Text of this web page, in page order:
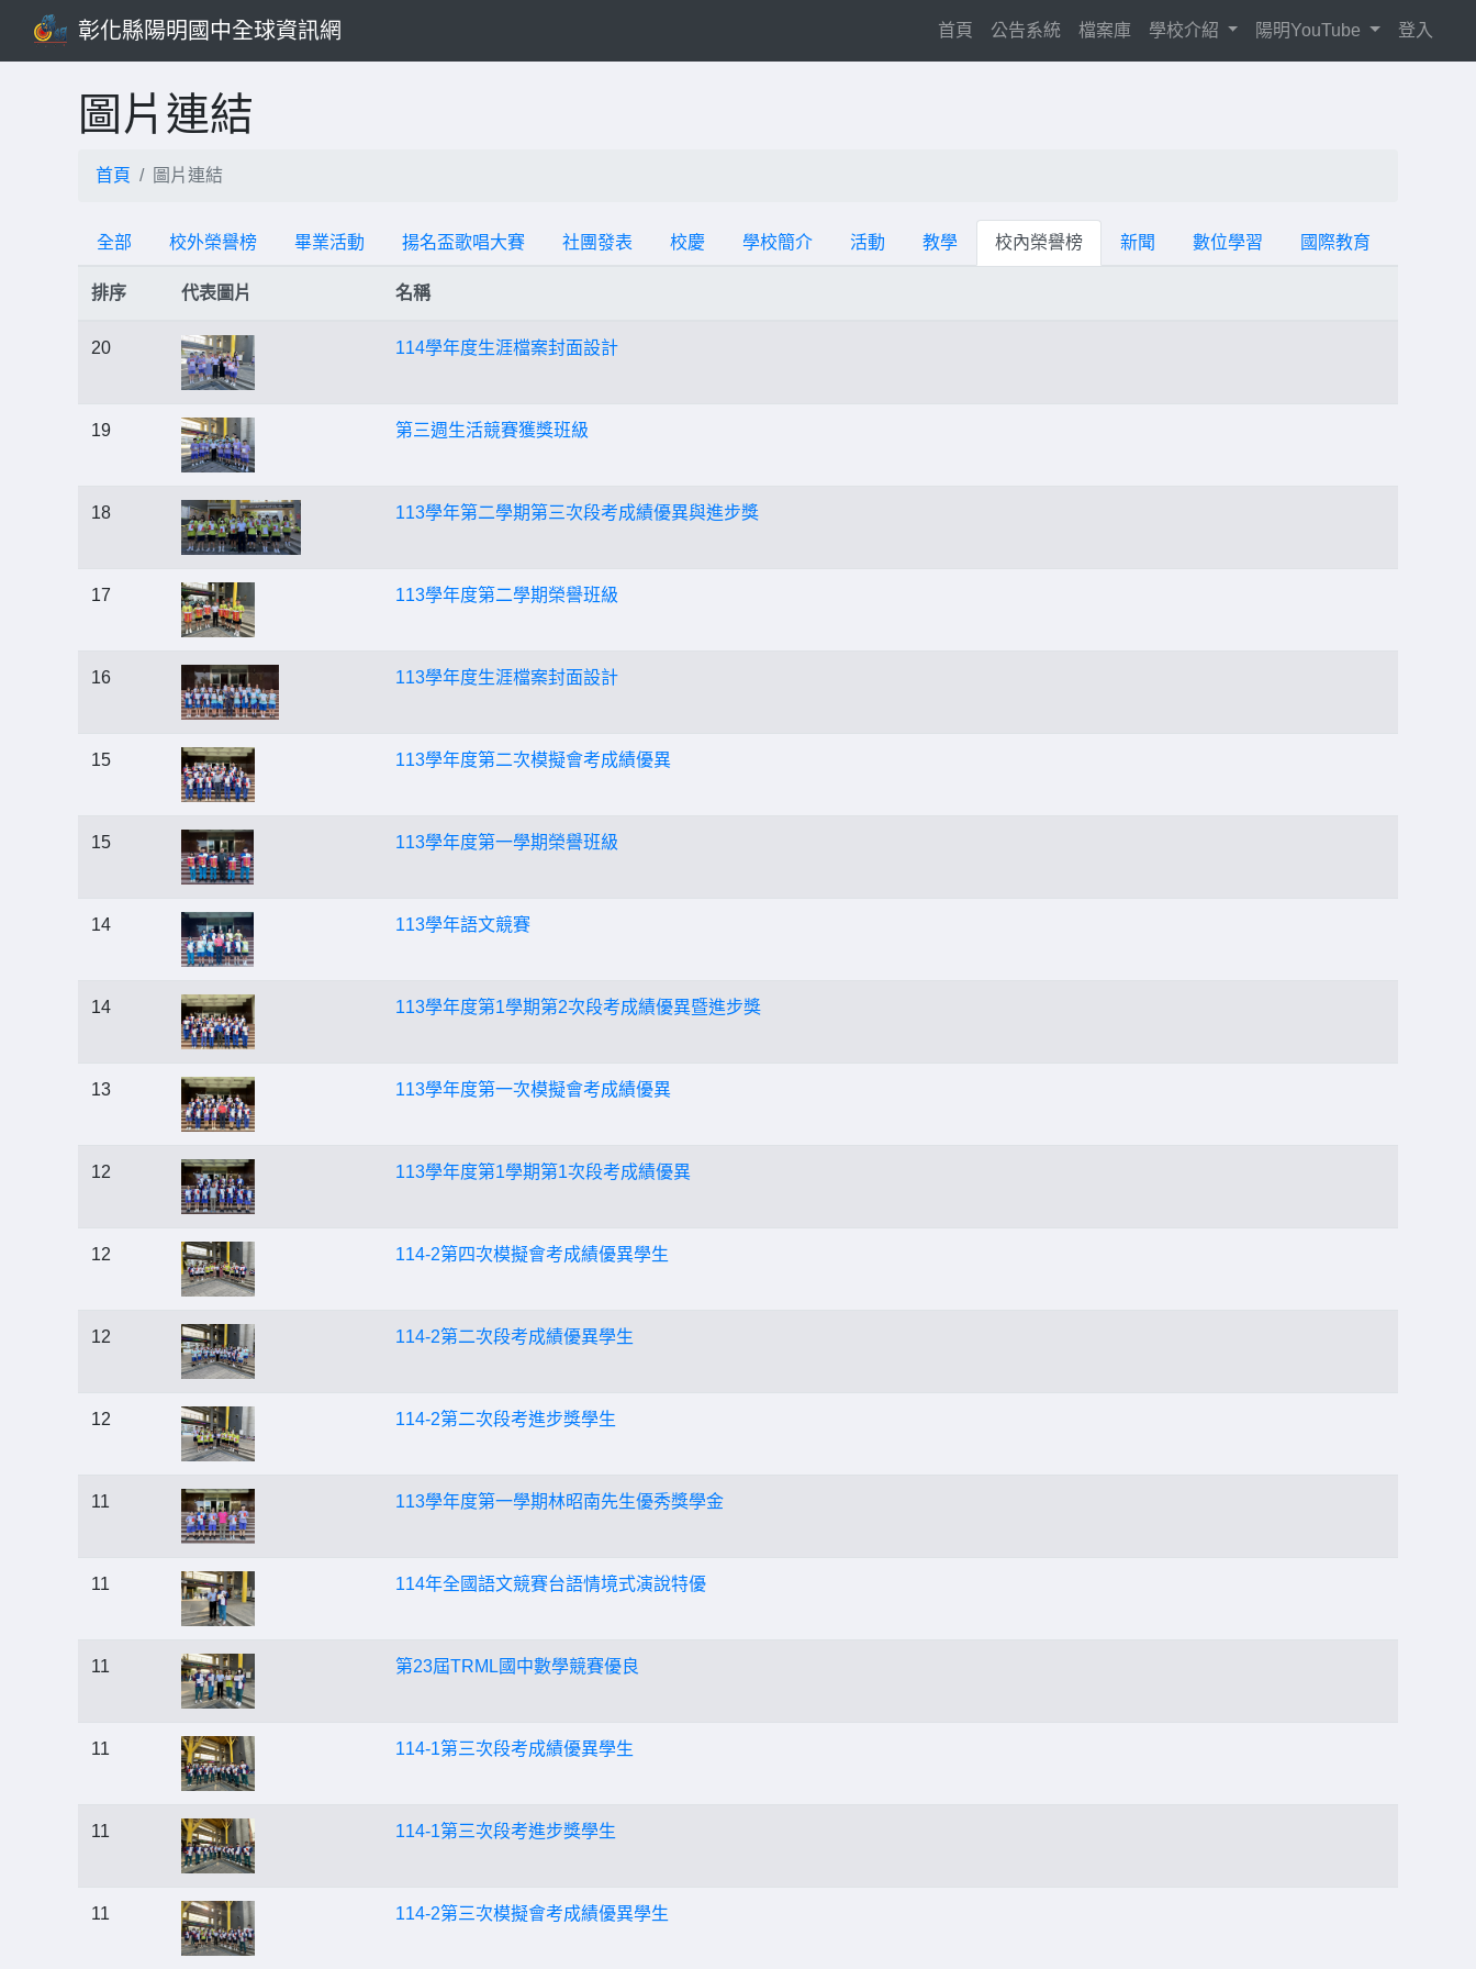
彰化縣陽明國中全球資訊網 首頁(current)
公告系統 檔案庫 學校介紹 陽明YouTube 登入
圖片連結
首頁 圖片連結
全部 校外榮譽榜 畢業活動 揚名盃歌唱大賽 社團發表 校慶 學校簡介 活動 教學 校內榮譽榜 新聞 數位學習 國際教育
排序 代表圖片 名稱
20 114學年度生涯檔案封面設計
19 第三週生活競賽獲獎班級
18 113學年第二學期第三次段考成績優異與進步獎
17 113學年度第二學期榮譽班級
16 113學年度生涯檔案封面設計
15 113學年度第二次模擬會考成績優異
15 113學年度第一學期榮譽班級
14 113學年語文競賽
14 113學年度第1學期第2次段考成績優異暨進步獎
13 113學年度第一次模擬會考成績優異
12 113學年度第1學期第1次段考成績優異
12 114-2第四次模擬會考成績優異學生
12 114-2第二次段考成績優異學生
12 114-2第二次段考進步獎學生
11 113學年度第一學期林昭南先生優秀獎學金
11 114年全國語文競賽台語情境式演說特優
11 第23屆TRML國中數學競賽優良
11 114-1第三次段考成績優異學生
11 114-1第三次段考進步獎學生
11 114-2第三次模擬會考成績優異學生